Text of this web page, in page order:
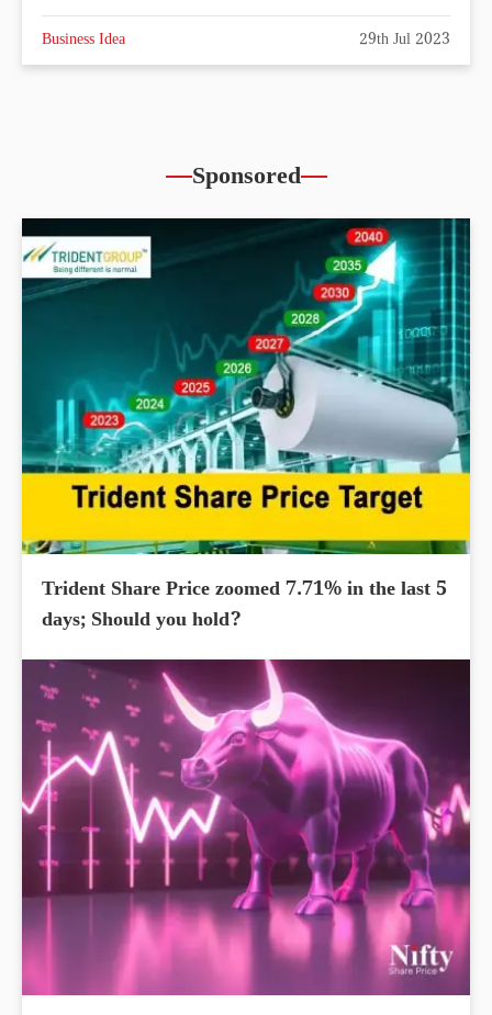
Business Idea 29th Jul 2023
Sponsored
Trident Share Price zoomed 7.71% in the last 5
days; Should you hold?